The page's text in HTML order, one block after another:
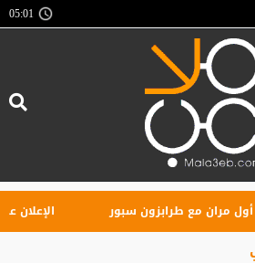
05:01
مع طرابزون سبور الإعلان عن